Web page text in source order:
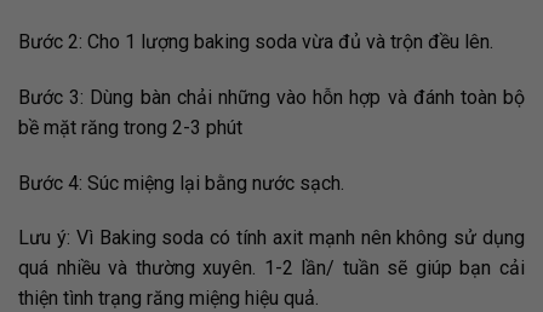
Bước 2: Cho 1 lượng baking soda vừa đủ và trộn đều lên.
Bước 3: Dùng bàn chải những vào hỗn hợp và đánh toàn bộ
bề mặt răng trong 2-3 phút
Bước 4: Súc miệng lại bằng nước sạch.
Lưu ý: Vì Baking soda có tính axit mạnh nên không sử dụng
quá nhiều và thường xuyên. 1-2 lần/ tuần sẽ giúp bạn cải
thiện tình trạng răng miệng hiệu quả.